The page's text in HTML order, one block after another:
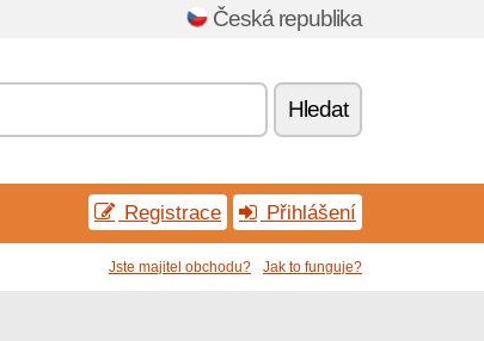
Česká republika
Hledat
Registrace Přihlášení
Jste majitel obchodu? Jak to funguje?